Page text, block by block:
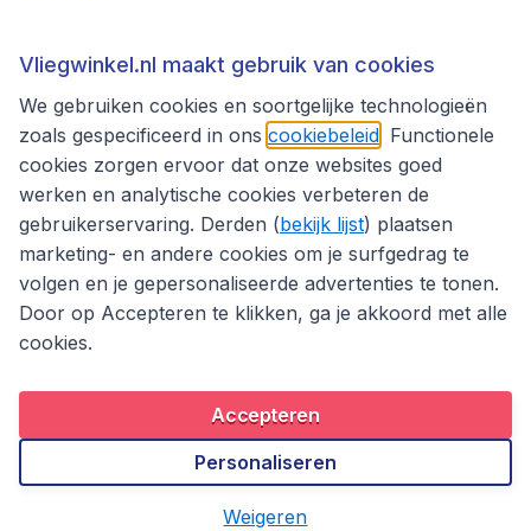
Thema's
Privacybeleid
Copyright © 2026
Vliegwinkel.nl maakt gebruik van cookies
We gebruiken cookies en soortgelijke technologieën
zoals gespecificeerd in ons cookiebeleid . Functionele
cookies zorgen ervoor dat onze websites goed
werken en analytische cookies verbeteren de
gebruikerservaring. Derden (bekijk lijst) plaatsen
marketing- en andere cookies om je surfgedrag te
volgen en je gepersonaliseerde advertenties te tonen.
Door op Accepteren te klikken, ga je akkoord met alle
cookies.
Accepteren
Personaliseren
Weigeren